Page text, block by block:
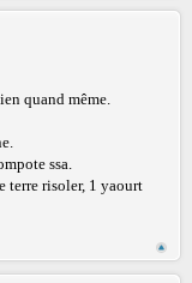
quand même.
ssa.
terre risoler, 1 yaourt